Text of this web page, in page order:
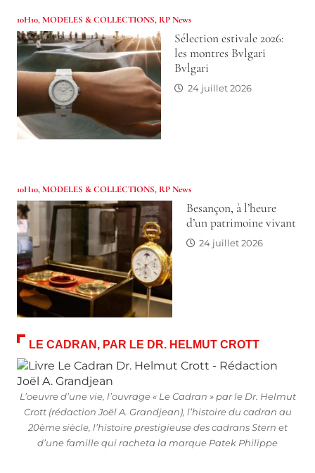
10H10,MODELES & COLLECTIONS, RP News
Sélection estivale 2026:
les montres Bvlgari
Bvlgari
24 juillet 2026
10H10,MODELES & COLLECTIONS, RP News
Besançon, à l’heure
d’un patrimoine vivant
24 juillet 2026
LE CADRAN, PAR LE DR. HELMUT CROTT
L’oeuvre d’une vie, l’ouvrage « Le Cadran » par le Dr. Helmut
Crott (rédaction Joël A. Grandjean), l’histoire du cadran au
20ème siècle, l’histoire prestigieuse des cadrans Stern et
d’une famille qui racheta la marque Patek Philippe